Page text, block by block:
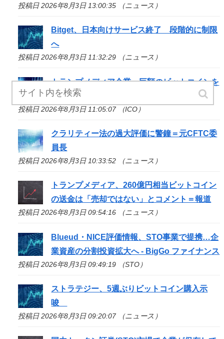
投稿日 2026年8月3日 13:00:35 （ニュース）
Bitget、日本向けサービス終了 段階的に制限
へ
投稿日 2026年8月3日 11:32:29 （ニュース）
トランプメディア企業、巨額のビットコインを
取引所へ移動 -
投稿日 2026年8月3日 11:05:07 （ICO）
クラリティー法の過大評価に警鐘＝元CFTC委
員長
投稿日 2026年8月3日 10:33:52 （ニュース）
トランプメディア、260億円相当ビットコイン
の送金は「売却ではない」とコメント＝報道
投稿日 2026年8月3日 09:54:16 （ニュース）
Blueud・NICE評価情報、STO事業で提携…企
業資産の分割投資拡大へ - BigGo ファイナンス
投稿日 2026年8月3日 09:49:19 （STO）
ストラテジー、5週ぶりビットコイン購入示
唆
投稿日 2026年8月3日 09:20:07 （ニュース）